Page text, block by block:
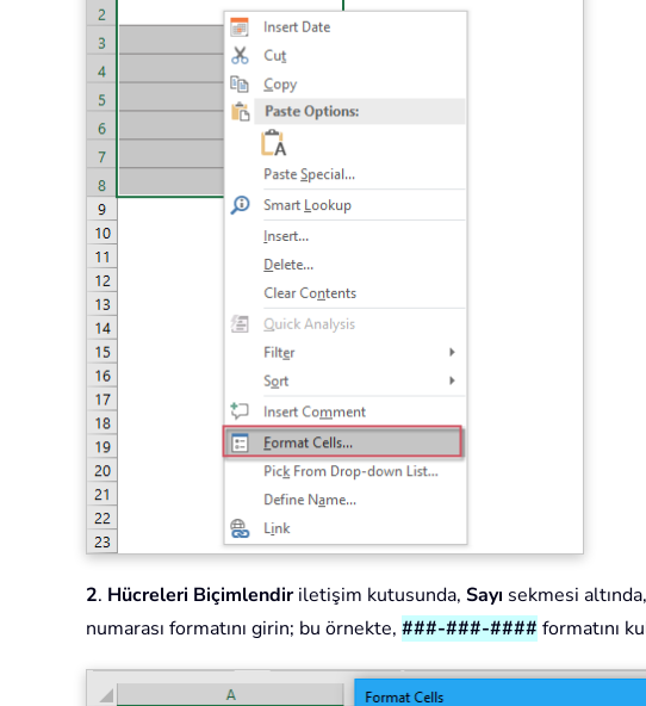
2. Hücreleri Biçimlendiriletişim kutusunda, Sayı sekmesi
numarası formatını girin; bu örnekte, ###-###-#### formatını